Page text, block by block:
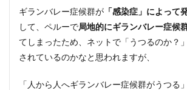
ギランバレー症候群が 「感染症」によって
して、ペルーで局地的にギランバレー症候
てしまったため、ネットで「うつるのか？
されているのかなと思われますが、
「人から人へギランバレー症候群がうつる